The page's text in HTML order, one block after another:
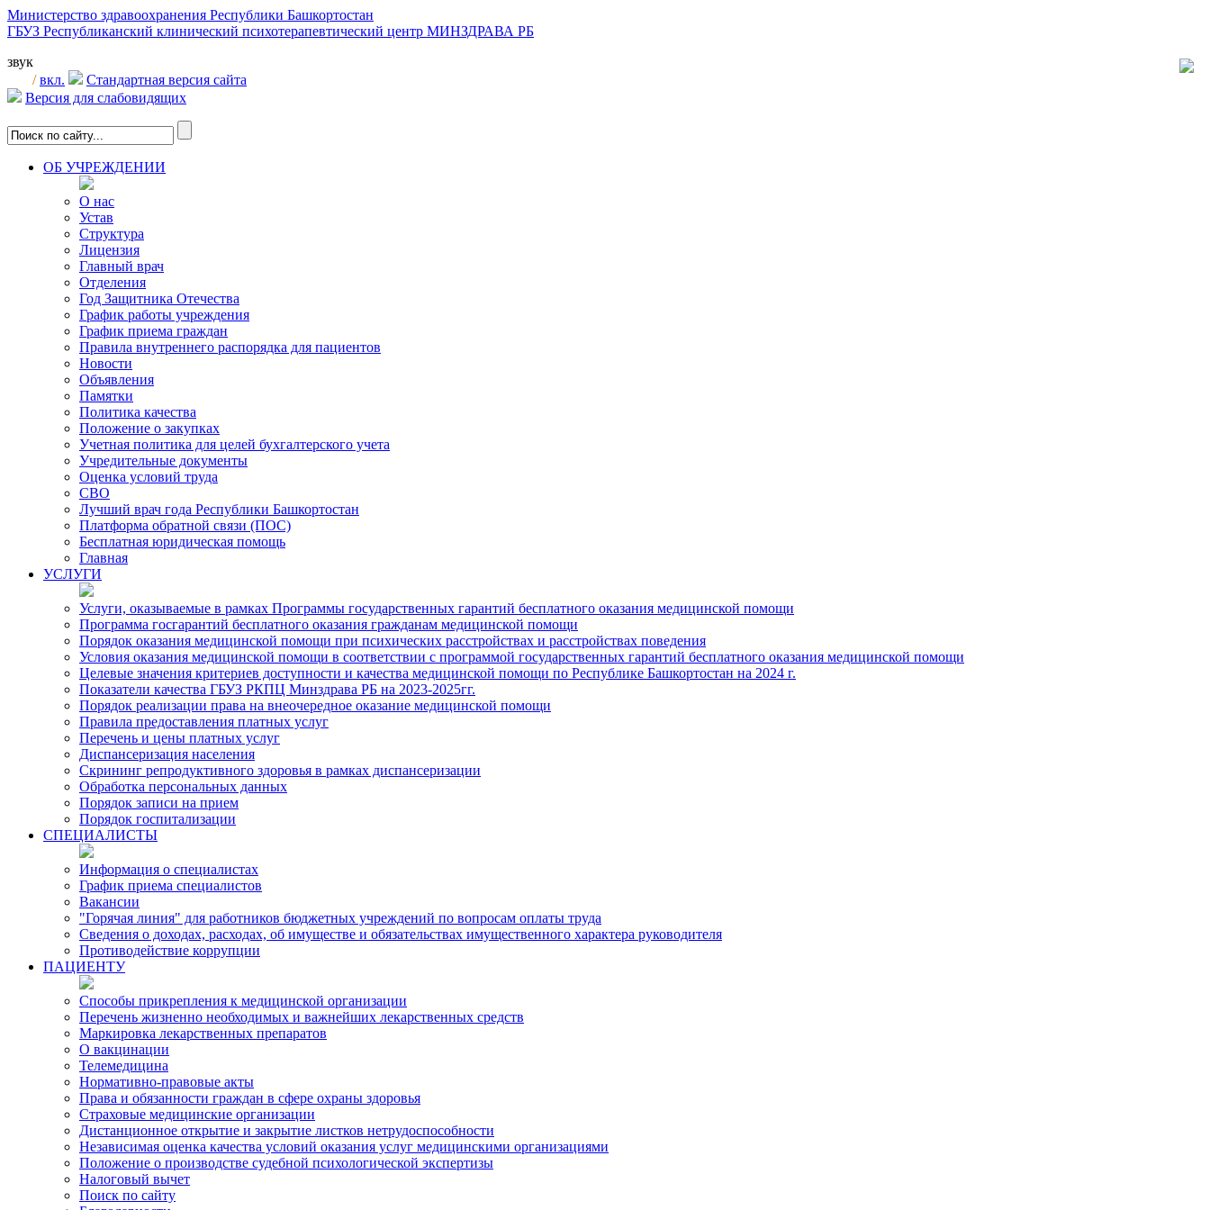
Министерство здравоохранения Республики Башкортостан
ГБУЗ Республиканский клинический психотерапевтический центр МИНЗДРАВА РБ
звук
/ вкл.
Стандартная версия сайта
Версия для слабовидящих
ОБ УЧРЕЖДЕНИИ
О нас
Устав
Структура
Лицензия
Главный врач
Отделения
Год Защитника Отечества
График работы учреждения
График приема граждан
Правила внутреннего распорядка для пациентов
Новости
Объявления
Памятки
Политика качества
Положение о закупках
Учетная политика для целей бухгалтерского учета
Учредительные документы
Оценка условий труда
СВО
Лучший врач года Республики Башкортостан
Платформа обратной связи (ПОС)
Бесплатная юридическая помощь
Главная
УСЛУГИ
Услуги, оказываемые в рамках Программы государственных гарантий бесплатного оказания медицинской помощи
Программа госгарантий бесплатного оказания гражданам медицинской помощи
Порядок оказания медицинской помощи при психических расстройствах и расстройствах поведения
Условия оказания медицинской помощи в соответствии с программой государственных гарантий бесплатного оказания медицинской помощи
Целевые значения критериев доступности и качества медицинской помощи по Республике Башкортостан на 2024 г.
Показатели качества ГБУЗ РКПЦ Минздрава РБ на 2023-2025гг.
Порядок реализации права на внеочередное оказание медицинской помощи
Правила предоставления платных услуг
Перечень и цены платных услуг
Диспансеризация населения
Скрининг репродуктивного здоровья в рамках диспансеризации
Обработка персональных данных
Порядок записи на прием
Порядок госпитализации
СПЕЦИАЛИСТЫ
Информация о специалистах
График приема специалистов
Вакансии
"Горячая линия" для работников бюджетных учреждений по вопросам оплаты труда
Сведения о доходах, расходах, об имуществе и обязательствах имущественного характера руководителя
Противодействие коррупции
ПАЦИЕНТУ
Способы прикрепления к медицинской организации
Перечень жизненно необходимых и важнейших лекарственных средств
Маркировка лекарственных препаратов
О вакцинации
Телемедицина
Нормативно-правовые акты
Права и обязанности граждан в сфере охраны здоровья
Страховые медицинские организации
Дистанционное открытие и закрытие листков нетрудоспособности
Независимая оценка качества условий оказания услуг медицинскими организациями
Положение о производстве судебной психологической экспертизы
Налоговый вычет
Поиск по сайту